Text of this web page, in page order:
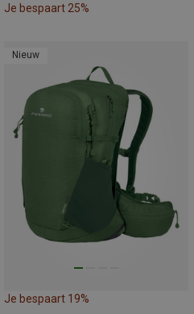
Je bespaart 25%
Nieuw
Je bespaart 19%